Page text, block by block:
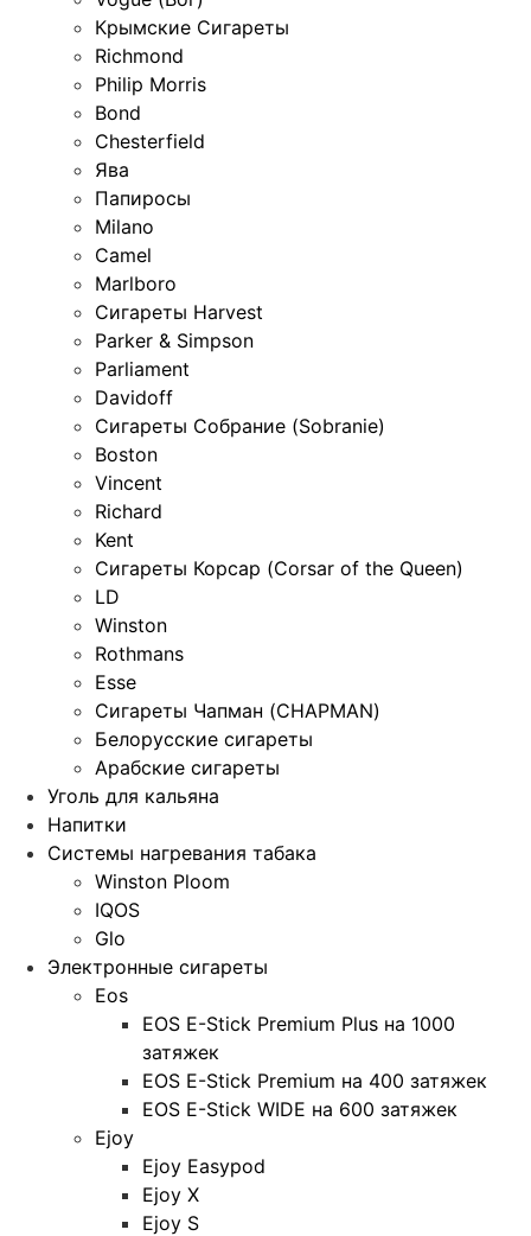
Крымские Сигареты
Richmond
Philip Morris
Bond
Chesterfield
Ява
Папиросы
Milano
Camel
Marlboro
Сигареты Harvest
Parker & Simpson
Parliament
Davidoff
Сигареты Собрание (Sobranie)
Boston
Vincent
Richard
Kent
Сигареты Корсар (Corsar of the Queen)
LD
Winston
Rothmans
Esse
Сигареты Чапман (CHAPMAN)
Белорусские сигареты
Арабские сигареты
Уголь для кальяна
Напитки
Системы нагревания табака
Winston Ploom
IQOS
Glo
Электронные сигареты
Eos
EOS E-Stick Premium Plus на 1000
затяжек
EOS E-Stick Premium на 400 затяжек
EOS E-Stick WIDE на 600 затяжек
Ejoy
Ejoy Easypod
Ejoy X
Ejoy S